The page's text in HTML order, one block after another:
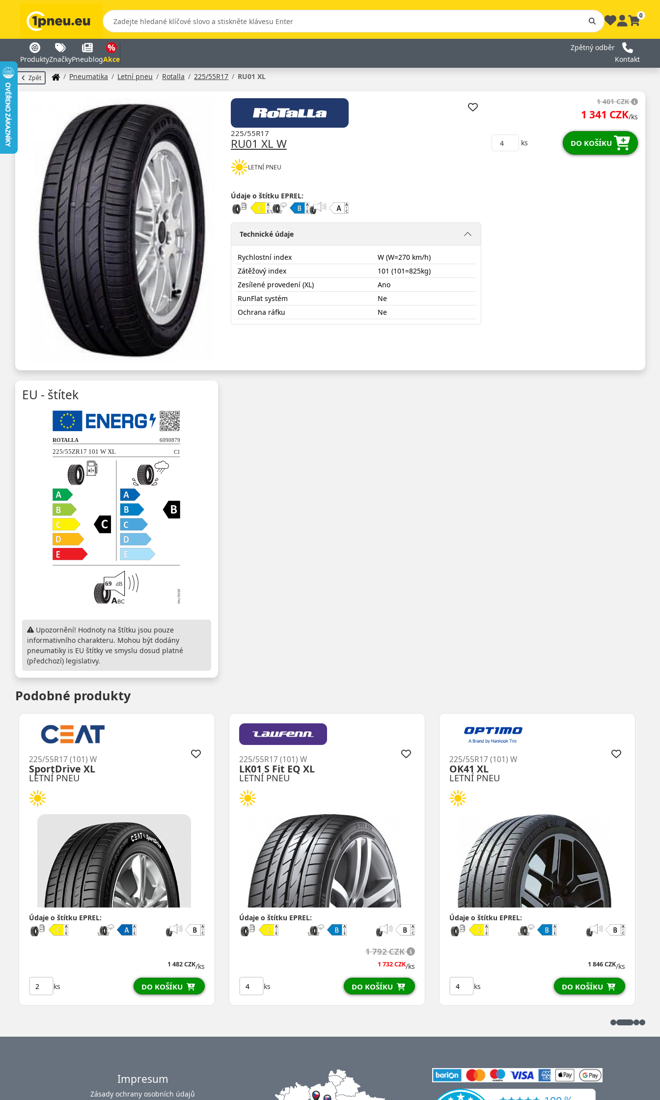
0
ProduktyZnačkyPneublogAkce
Zpětný odběr
Kontakt
Zpět Pneumatika Letní pneu Rotalla 225/55R17 RU01 XL
RU01 XL W
225/55R17
LETNÍ PNEU
Údaje o štítku EPREL:
Technické údaje
Rychlostní index
W (W=270 km/h)
Zátěžový index
101 (101=825kg)
Zesílené provedení (XL)
Ano
RunFlat systém
Ne
Ochrana ráfku
Ne
1 401 CZK
1 341 CZK/ks
ks DO KOŠÍKU
EU - štítek
Upozornění! Hodnoty na štítku jsou pouze
informativního charakteru. Mohou být dodány
pneumatiky is EU štítky ve smyslu dosud platné
(předchozí) legislativy.
Podobné produkty
LETNÍ PNEU
ES31 Ecowing XL
225/55R17 (101) W
Údaje o štítku EPREL:
1 974 CZK/ks
ks DO KOŠÍKU
LETNÍ PNEU
Proxes Comfort XL
225/55R17 (101) W
Údaje o štítku EPREL:
2 474 CZK
2 414 CZK/ks
ks DO KOŠÍKU
LETNÍ PNEU
EcoContact 6 *
225/55R17 (97) W
Údaje o štítku EPREL:
3 248 CZK/ks
ks DO KOŠÍKU
Impresum
Zásady ochrany osobních údajů